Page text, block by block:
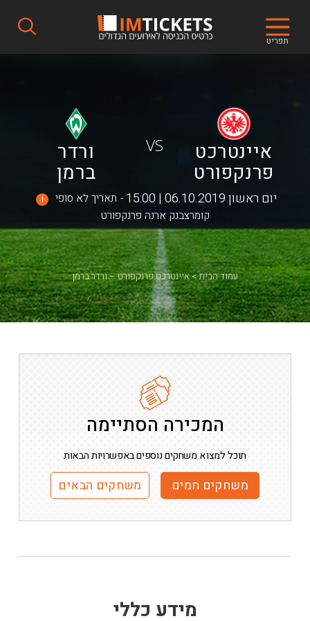
תפריט
איינטרכט
פרנקפורט
VS ורדר
ברמן
יום ראשון 06.10.2019 | 15:00 תאריך לא סופי i
קומרצבנק ארנה פרנקפורט
איינטרכט פרנקפורט – ורדר ברמן עמוד הבית
המכירה הסתיימה
תוכל למצוא משחקים נוספים באפשרויות הבאות
משחקים חמים משחקים הבאים
מידע כללי